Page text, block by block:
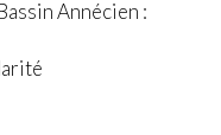
Annécien :